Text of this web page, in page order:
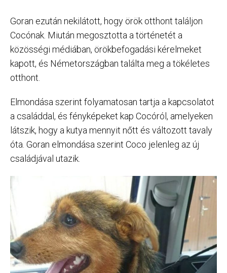
Goran ezután nekilátott, hogy örök otthont találjon
Cocónak. Miután megosztotta a történetét a
közösségi médiában, örökbefogadási kérelmeket
kapott, és Németországban találta meg a tökéletes
otthont.
Elmondása szerint folyamatosan tartja a kapcsolatot
a családdal, és fényképeket kap Cocóról, amelyeken
látszik, hogy a kutya mennyit nőtt és változott tavaly
óta. Goran elmondása szerint Coco jelenleg az új
családjával utazik.